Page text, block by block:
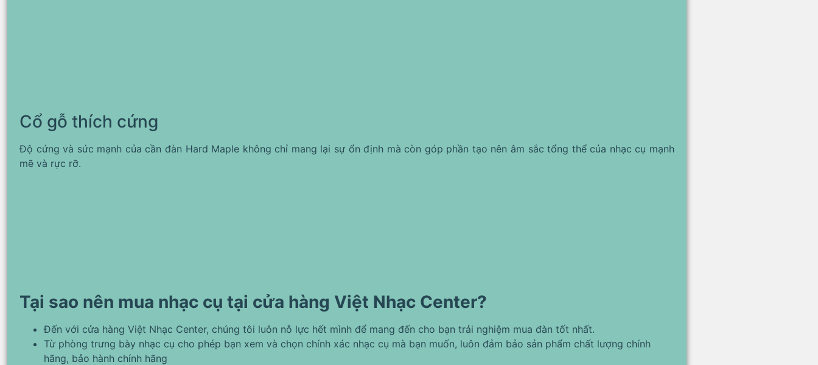
Cổ gỗ thích cứng
Độ cứng và sức mạnh của cần đàn Hard Maple không chỉ mang lại sự ổn định mà còn góp phần tạo nên âm sắc tổng thể của nhạc cụ mạnh
mẽ và rực rỡ.
Tại sao nên mua nhạc cụ tại cửa hàng Việt Nhạc Center?
Đến với cửa hàng Việt Nhạc Center, chúng tôi luôn nỗ lực hết mình để mang đến cho bạn trải nghiệm mua đàn tốt nhất.
Từ phòng trưng bày nhạc cụ cho phép bạn xem và chọn chính xác nhạc cụ mà bạn muốn, luôn đảm bảo sản phẩm chất lượng chính
hãng, bảo hành chính hãng